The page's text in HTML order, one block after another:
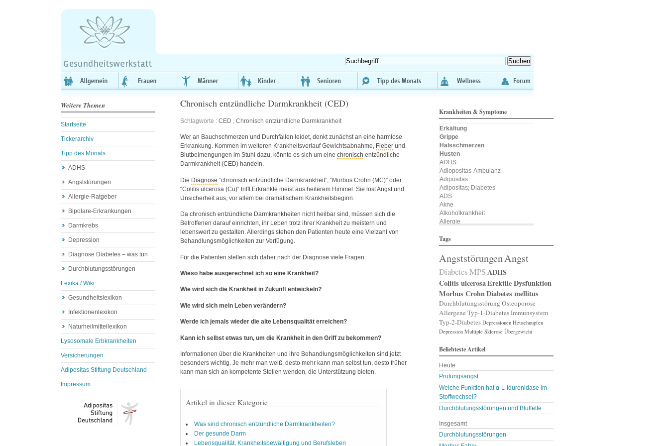
Weitere Themen
Startseite
Tickerarchiv
Tipp des Monats
ADHS
Angststörungen
Allergie-Ratgeber
Bipolare-Erkrankungen
Darmkrebs
Depression
Diagnose Diabetes – was tun
Durchblutungsstörungen
Lexika / Wiki
Gesundheitslexikon
Infektionenlexikon
Naturheilmittellexikon
Lysosomale Erbkrankheiten
Versicherungen
Adipositas Stiftung Deutschland
Impressum
Chronisch entzündliche Darmkrankheit (CED)
Schlagworte : CED , Chronisch entzündliche Darmkrankheit
Wer an Bauchschmerzen und Durchfällen leidet, denkt zunächst an eine harmlose
Erkrankung. Kommen im weiteren Krankheitsverlauf Gewichtsabnahme, Fieber und
Blutbeimengungen im Stuhl dazu, könnte es sich um eine chronisch entzündliche
Darmkrankheit (CED) handeln.
Die Diagnose “chronisch entzündliche Darmkrankheit”, “Morbus Crohn (MC)” oder
“Colitis ulcerosa (Cu)“ trifft Erkrankte meist aus heiterem Himmel. Sie löst Angst und
Unsicherheit aus, vor allem bei dramatischem Krankheitsbeginn.
Da chronisch entzündliche Darmkrankheiten nicht heilbar sind, müssen sich die
Betroffenen darauf einrichten, ihr Leben trotz ihrer Krankheit zu meistern und
lebenswert zu gestalten. Allerdings stehen den Patienten heute eine Vielzahl von
Behandlungsmöglichkeiten zur Verfügung.
Für die Patienten stellen sich daher nach der Diagnose viele Fragen:
Wieso habe ausgerechnet ich so eine Krankheit?
Wie wird sich die Krankheit in Zukunft entwickeln?
Wie wird sich mein Leben verändern?
Werde ich jemals wieder die alte Lebensqualität erreichen?
Kann ich selbst etwas tun, um die Krankheit in den Griff zu bekommen?
Informationen über die Krankheiten und ihre Behandlungsmöglichkeiten sind jetzt
besonders wichtig. Je mehr man weiß, desto mehr kann man selbst tun, desto früher
kann man sich an kompetente Stellen wenden, die Unterstützung bieten.
Artikel in dieser Kategorie
Was sind chronisch entzündliche Darmkrankheiten?
Der gesunde Darm
Lebensqualität, Krankheitsbewältigung und Berufsleben
Krankheiten & Symptome
Erkältung
Grippe
Halsschmerzen
Husten
ADHS
Adiopositas-Ambulanz
Adipositas
Adipositas; Diabetes
ADS
Akne
Alkoholkrankheit
Allergie
Allergischer Schnupfen
Alzheimer
Amputation
Angst
Angststörung
Angststörungen
App
Arterienverengung
Arteriosklerose
Arthritis
Arthrose
Asthma
Augenerkrankungen
Autismus
Bakterien
Bakterienansiedlung
Ballast-Stoffe
Bauchschmerzen
Biomarker
Blähungen
Blasen- oder Lungenent …
Blasenschwäche
Blutdruck
Tags
AngststörungenAngst
DiabetesMPSADHS
Colitis ulcerosaErektile Dysfunktion
Morbus CrohnDiabetes mellitus
Durchblutungsstörung Osteoporose
Allergene Typ-1-DiabetesImmunsystem
Typ-2-Diabetes Depressionen Heuschnupfen
Depression Multiple Sklerose Übergewicht
Beliebteste Artikel
Heute
Prüfungsangst
Welche Funktion hat α-L-Iduronidase im
Stoffwechsel?
Durchblutungsstörungen und Blutfette
Insgesamt
Durchblutungsstörungen